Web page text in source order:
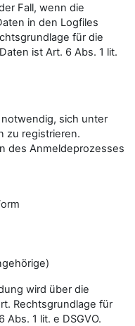
Fall, wenn die
in den Logfiles
für die
ist Art. 6 Abs. 1 lit.
sich unter
zu registrieren.
des Anmeldeprozesses
wird über die
Rechtsgrundlage für
1 lit. e DSGVO.